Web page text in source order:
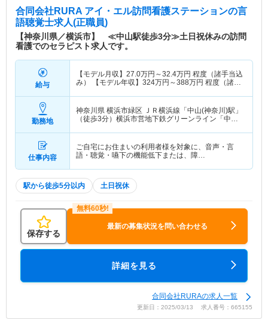
合同会社RURA アイ・エル訪問看護ステーションの言
語聴覚士求人(正職員)
【神奈川県／横浜市】 ≪中山駅徒歩3分≫土日祝休みの訪問
看護でのセラピスト求人です。
給与
【モデル月収】 27.0万円～32.4万円 程度（諸手当込
み） 【モデル年収】 324万円～388万円 程度（諸手
勤務地
神奈川県 横浜市緑区 ＪＲ横浜線「中山(神奈川)駅」
（徒歩3分）横浜市営地下鉄グリーンライン「中山
仕事内容
ご自宅にお住まいの利用者様を対象に、音声・言
語・聴覚・嚥下の機能低下または、障…
駅から徒歩5分以内 土日祝休
保存する
最新の募集状況を問い合わせる
詳細を見る
合同会社RURAの求人一覧
更新日：2025/03/13 求人番号：665155